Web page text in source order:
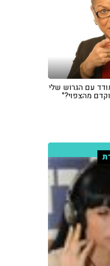
עם הגרוש שלי
מהצפוי?"